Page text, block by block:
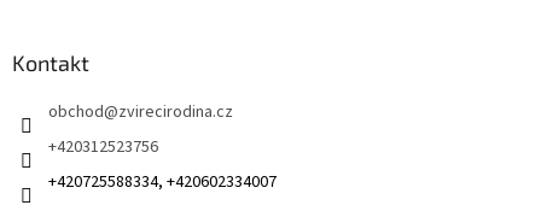
Kontakt
obchod@zvirecirodina.cz
+420312523756
+420725588334, +420602334007